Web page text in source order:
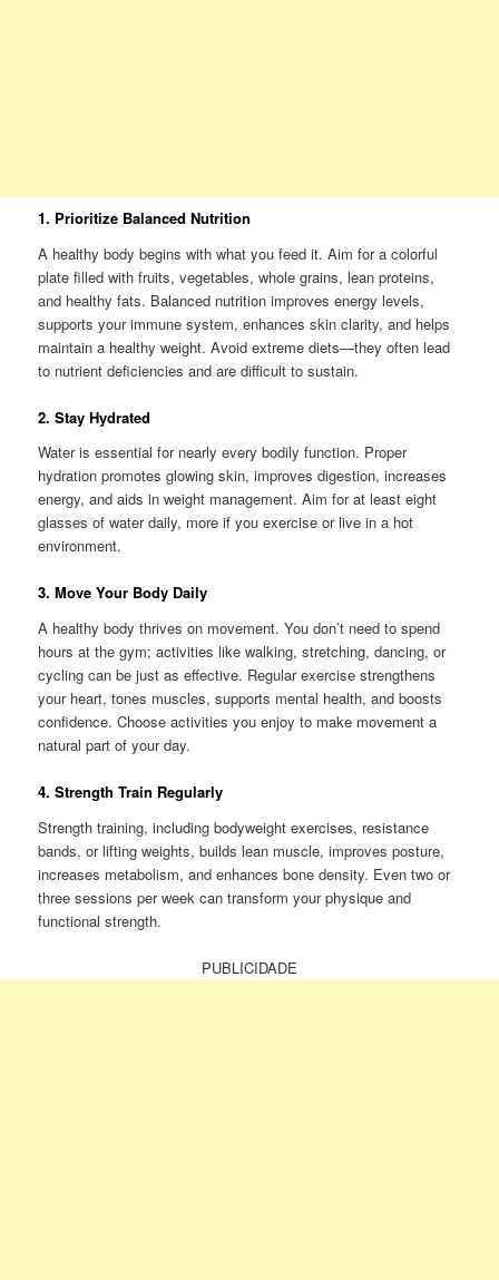
1. Prioritize Balanced Nutrition
A healthy body begins with what you feed it. Aim for a colorful
plate filled with fruits, vegetables, whole grains, lean proteins,
and healthy fats. Balanced nutrition improves energy levels,
supports your immune system, enhances skin clarity, and helps
maintain a healthy weight. Avoid extreme diets—they often lead
to nutrient deficiencies and are difficult to sustain.
2. Stay Hydrated
Water is essential for nearly every bodily function. Proper
hydration promotes glowing skin, improves digestion, increases
energy, and aids in weight management. Aim for at least eight
glasses of water daily, more if you exercise or live in a hot
environment.
3. Move Your Body Daily
A healthy body thrives on movement. You don’t need to spend
hours at the gym; activities like walking, stretching, dancing, or
cycling can be just as effective. Regular exercise strengthens
your heart, tones muscles, supports mental health, and boosts
confidence. Choose activities you enjoy to make movement a
natural part of your day.
4. Strength Train Regularly
Strength training, including bodyweight exercises, resistance
bands, or lifting weights, builds lean muscle, improves posture,
increases metabolism, and enhances bone density. Even two or
three sessions per week can transform your physique and
functional strength.
PUBLICIDADE